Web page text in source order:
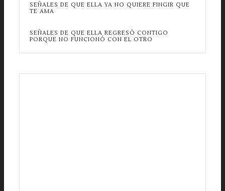
SEÑALES DE QUE ELLA YA NO QUIERE FINGIR QUE
TE AMA
SEÑALES DE QUE ELLA REGRESÓ CONTIGO
PORQUE NO FUNCIONÓ CON EL OTRO